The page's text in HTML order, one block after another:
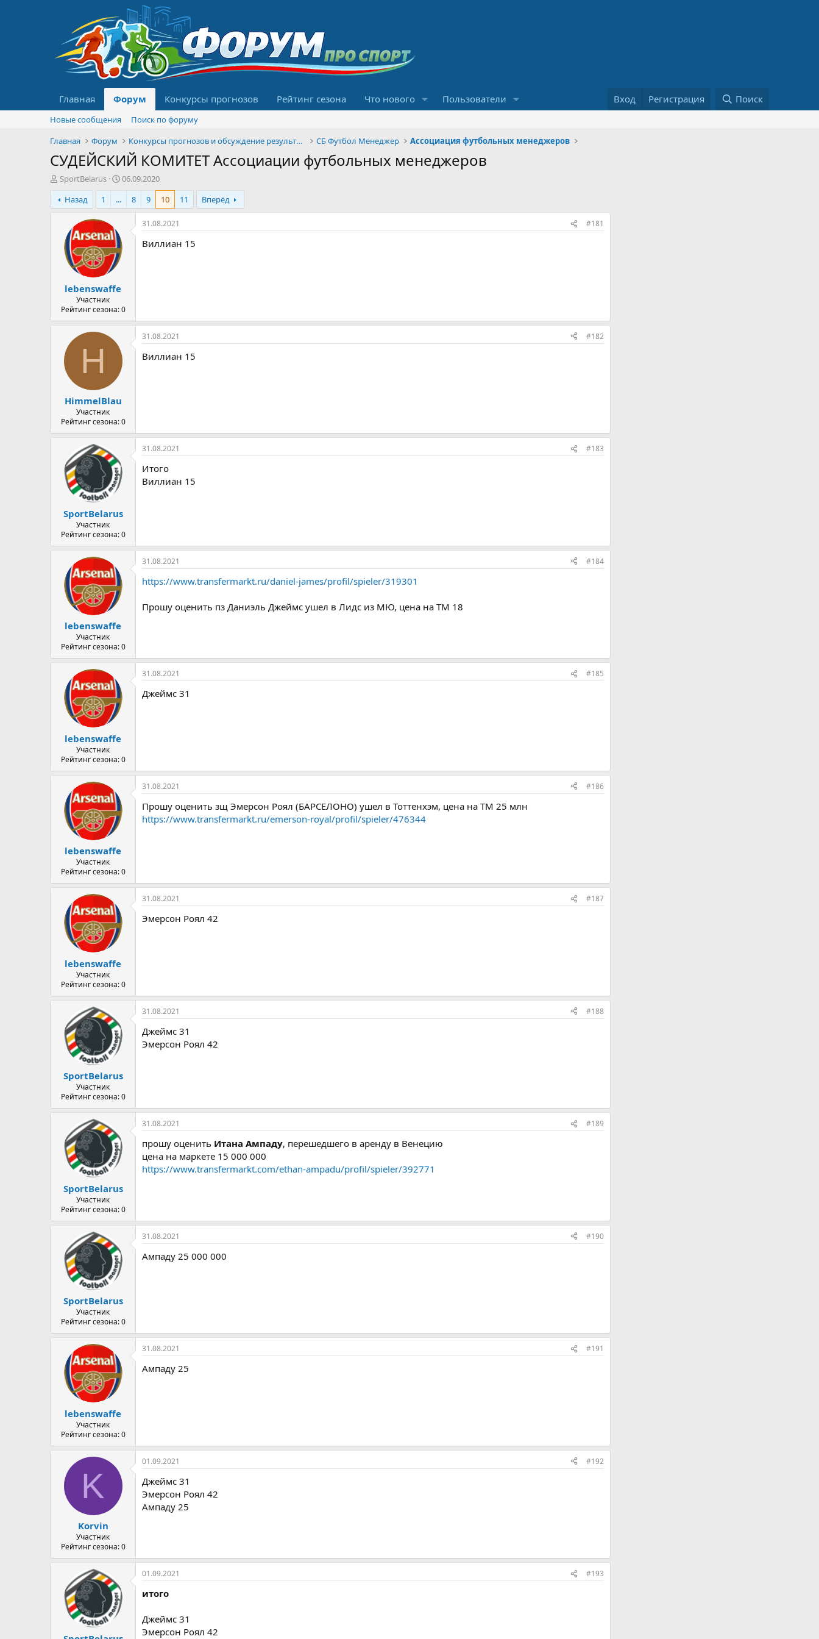
Главная Форум Конкурсы прогнозов Рейтинг сезона Что нового Пользователи Вход Регистрация Поиск
Новые сообщения
Поиск по форуму
Главная
Форум Конкурсы прогнозов и обсуждение результатов СБ Футбол Менеджер Ассоциация футбольных менеджеров
СУДЕЙСКИЙ КОМИТЕТ Ассоциации футбольных менеджеров
А
в
т
о
м
SportBelarus
Д
а
а
ч
а
06.09.2020
Назад
1 ... 8 9 10 11 Вперёд
lebenswaffe
Участник
Рейтинг сезона: 0
31.08.2021 #181
Виллиан 15
H
HimmelBlau
Участник
Рейтинг сезона: 0
31.08.2021 #182
Виллиан 15
SportBelarus
Участник
Рейтинг сезона: 0
31.08.2021 #183
Итого
Виллиан 15
lebenswaffe
Участник
Рейтинг сезона: 0
31.08.2021 #184
https://www.transfermarkt.ru/daniel-james/profil/spieler/319301
Прошу оценить пз Даниэль Джеймс ушел в Лидс из МЮ, цена на ТМ 18
lebenswaffe
Участник
Рейтинг сезона: 0
31.08.2021 #185
Джеймс 31
lebenswaffe
Участник
Рейтинг сезона: 0
31.08.2021 #186
Прошу оценить зщ Эмерсон Роял (БАРСЕЛОНО) ушел в Тоттенхэм, цена на ТМ 25 млн
https://www.transfermarkt.ru/emerson-royal/profil/spieler/476344
lebenswaffe
Участник
Рейтинг сезона: 0
31.08.2021 #187
Эмерсон Роял 42
SportBelarus
Участник
Рейтинг сезона: 0
31.08.2021 #188
Джеймс 31
Эмерсон Роял 42
SportBelarus
Участник
Рейтинг сезона: 0
31.08.2021 #189
прошу оценить Итана Ампаду, перешедшего в аренду в Венецию
цена на маркете 15 000 000
https://www.transfermarkt.com/ethan-ampadu/profil/spieler/392771
SportBelarus
Участник
Рейтинг сезона: 0
31.08.2021 #190
Ампаду 25 000 000
lebenswaffe
Участник
Рейтинг сезона: 0
31.08.2021 #191
Ампаду 25
K
Korvin
Участник
Рейтинг сезона: 0
01.09.2021 #192
Джеймс 31
Эмерсон Роял 42
Ампаду 25
01.09.2021 #193
итого
Джеймс 31
Эмерсон Роял 42